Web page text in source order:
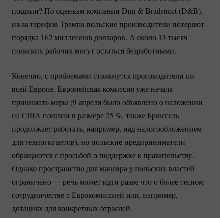
пошлин? По оценкам компании Dun & Bradstreet (D&B),
из-за тарифов Трампа польские производители потеряют
порядка 162 миллионов долларов. А около 13 тысяч
польских рабочих могут остаться безработными.
Конечно, с проблемами столкнутся производители по
всей Европе. Европейская комиссия уже начала
принимать меры (9 апреля было объявлено о наложении
на США пошлин в размере25 %, также Брюссель
продолжает работать, например, над налогообложением
для техногигантов), но польские предприниматели
обращаются с просьбой о поддержке к правительству.
Однако пространство для маневра у польских властей
ограничено — речь может идти разве что о более тесном
сотрудничестве с Еврокомиссией или, например,
дотациях для конкретных отраслей.